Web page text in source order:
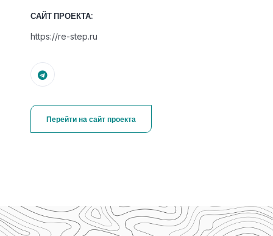
САЙТ ПРОЕКТА:
https://re-step.ru
Перейти на сайт проекта